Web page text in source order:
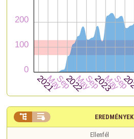
EREDMÉNYEK
 
Ellenfél